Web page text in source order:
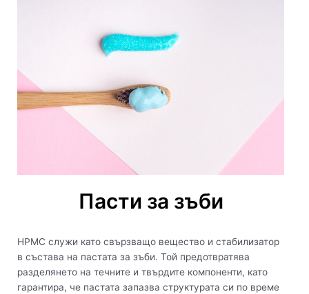
Пасти за зъби
HPMC служи като свързващо вещество и стабилизатор
в състава на пастата за зъби. Той предотвратява
разделянето на течните и твърдите компоненти, като
гарантира, че пастата запазва структурата си по време